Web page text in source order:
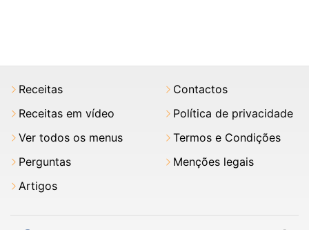
Receitas
Receitas em vídeo
Ver todos os menus
Perguntas
Artigos
Contactos
Política de privacidade
Termos e Condições
Menções legais